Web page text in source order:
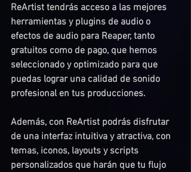
ReArtist tendrás acceso a las mejores
herramientas y plugins de audio o
efectos de audio para Reaper, tanto
gratuitos como de pago, que hemos
seleccionado y optimizado para que
puedas lograr una calidad de sonido
profesional en tus producciones.
Además, con ReArtist podrás disfrutar
de una interfaz intuitiva y atractiva, con
temas, iconos, layouts y scripts
personalizados que harán que tu flujo